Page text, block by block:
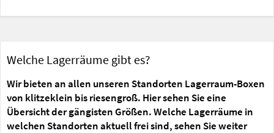
Welche Lagerräume gibt es?
Wir bieten an allen unseren Standorten Lagerraum-Boxen
von klitzeklein bis riesengroß. Hier sehen Sie eine
Übersicht der gängisten Größen. Welche Lagerräume in
welchen Standorten aktuell frei sind, sehen Sie weiter